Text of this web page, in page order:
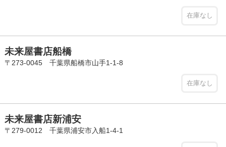
在庫なし
未来屋書店船橋
〒273-0045 千葉県船橋市山手1-1-8
在庫なし
未来屋書店新浦安
〒279-0012 千葉県浦安市入船1-4-1